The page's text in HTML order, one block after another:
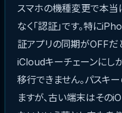
スマホの機種変更で本当
なく「認証」です。特に
証アプリの同期がOFFだ
iCloudキーチェーンにし
移行できません。パスキ
ますが、古い端末はその